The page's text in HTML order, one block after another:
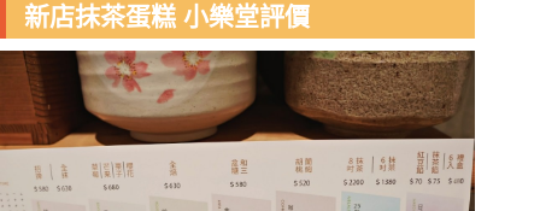
新店抹茶蛋糕 小樂堂評價